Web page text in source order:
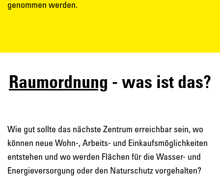
Raumordnung - was ist das?
Wie gut sollte das nächste Zentrum erreichbar sein, wo
können neue Wohn-, Arbeits- und Einkaufsmöglichkeiten
entstehen und wo werden Flächen für die Wasser- und
Energie­versorgung oder den Naturschutz vorgehalten?